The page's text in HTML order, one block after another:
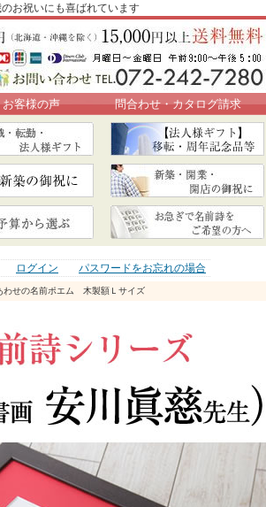
お祝いにも喜ばれています
お客様の声 問合わせ・カタログ請求
ログイン パスワードをお忘れの場合
わせの名前ポエム 木製額Ｌサイズ